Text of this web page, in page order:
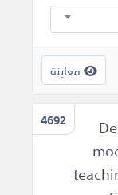
معاينة
4692